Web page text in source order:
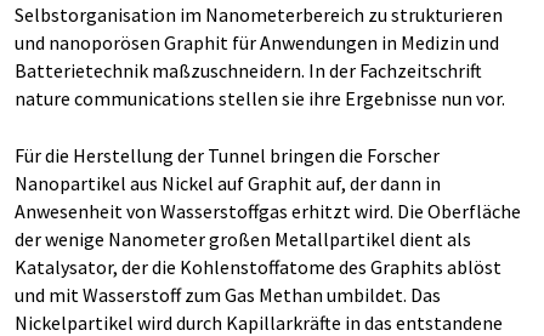
Selbstorganisation im Nanometerbereich zu strukturieren
und nanoporösen Graphit für Anwendungen in Medizin und
Batterietechnik maßzuschneidern. In der Fachzeitschrift
nature communications stellen sie ihre Ergebnisse nun vor.
Für die Herstellung der Tunnel bringen die Forscher
Nanopartikel aus Nickel auf Graphit auf, der dann in
Anwesenheit von Wasserstoffgas erhitzt wird. Die Oberfläche
der wenige Nanometer großen Metallpartikel dient als
Katalysator, der die Kohlenstoffatome des Graphits ablöst
und mit Wasserstoff zum Gas Methan umbildet. Das
Nickelpartikel wird durch Kapillarkräfte in das entstandene